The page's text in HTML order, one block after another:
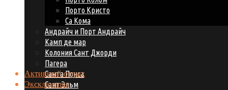
Порто Кристо
Са Кома
Андрайч и Порт Андрайч
Камп де мар
Колония Сант Джорди
Пагера
Санта Понса
Сант Эльм
Активный отдых
Эксклюзивы